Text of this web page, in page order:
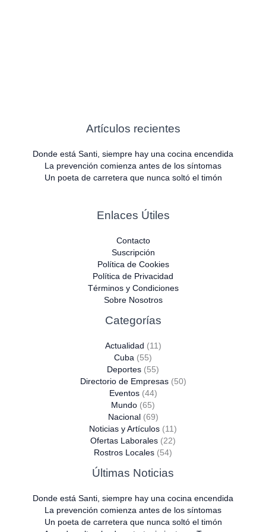
Artículos recientes
Donde está Santi, siempre hay una cocina encendida
La prevención comienza antes de los síntomas
Un poeta de carretera que nunca soltó el timón
Enlaces Útiles
Contacto
Suscripción
Política de Cookies
Política de Privacidad
Términos y Condiciones
Sobre Nosotros
Categorías
Actualidad (11)
Cuba (55)
Deportes (55)
Directorio de Empresas(50)
Eventos(44)
Mundo (65)
Nacional (69)
Noticias y Artículos (11)
Ofertas Laborales (22)
Rostros Locales (54)
Últimas Noticias
Donde está Santi, siempre hay una cocina encendida
La prevención comienza antes de los síntomas
Un poeta de carretera que nunca soltó el timón